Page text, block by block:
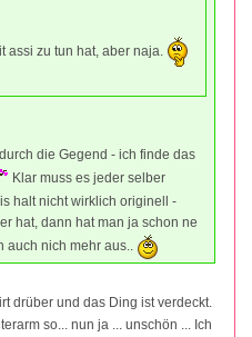
assi zu tun hat, aber naja.
die Gegend - ich finde das
Klar muss es jeder selber
halt nicht wirklich originell -
hat, dann hat man ja schon ne
auch nich mehr aus..
drüber und das Ding ist verdeckt.
so... nun ja ... unschön ... Ich